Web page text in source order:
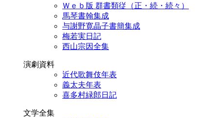
Ｗｅｂ版 群書類従（正・続・続々）
馬琴書翰集成
与謝野寛晶子書簡集成
梅若実日記
西山宗因全集
演劇資料
近代歌舞伎年表
義太夫年表
喜多村緑郎日記
文学全集